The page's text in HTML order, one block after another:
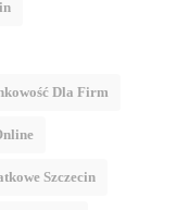
Dla Firm
Szczecin